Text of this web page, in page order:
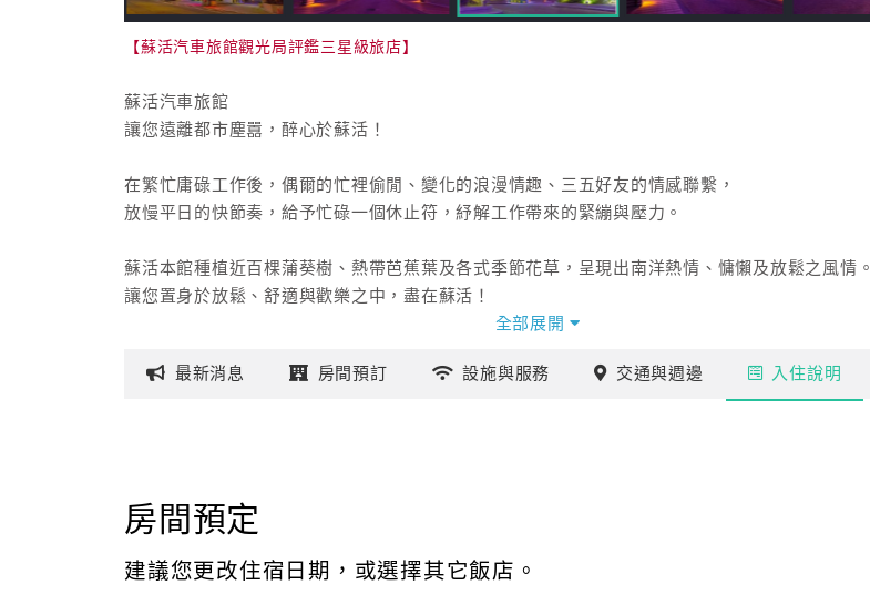
【蘇活汽車旅館觀光局評鑑三星級旅店】
蘇活汽車旅館
讓您遠離都市塵囂，醉心於蘇活！
在繁忙庸碌工作後，偶爾的忙裡偷閒、變化的浪漫情趣、三五好友的情感聯繫，
放慢平日的快節奏，給予忙碌一個休止符，紓解工作帶來的緊繃與壓力。
蘇活本館種植近百棵蒲葵樹、熱帶芭蕉葉及各式季節花草，呈現出南洋熱情、慵懶及放鬆之風情。
讓您置身於放鬆、舒適與歡樂之中，盡在蘇活！
全部展開
最新消息 房間預訂 設施與服務 交通與週邊 入住說明
房間預定
建議您更改住宿日期，或選擇其它飯店。